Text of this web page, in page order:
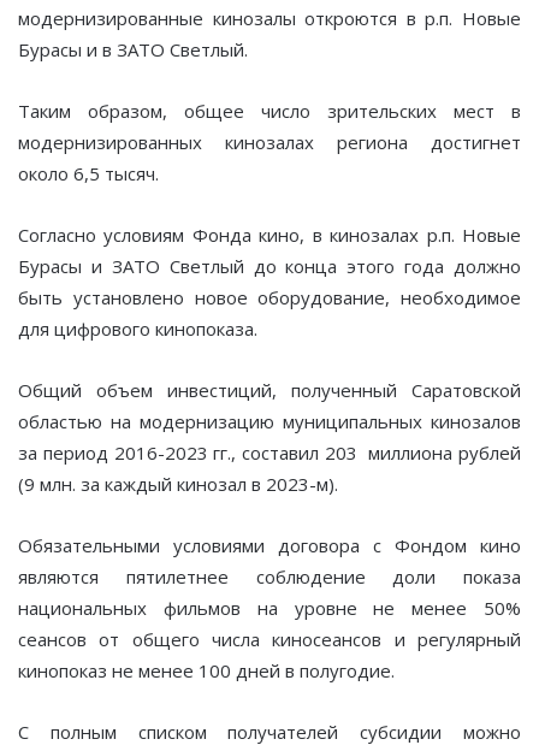
модернизированные кинозалы откроются в р.п. Новые
Бурасы и в ЗАТО Светлый.
Таким образом, общее число зрительских мест в
модернизированных кинозалах региона достигнет
около 6,5 тысяч.
Согласно условиям Фонда кино, в кинозалах р.п. Новые
Бурасы и ЗАТО Светлый до конца этого года должно
быть установлено новое оборудование, необходимое
для цифрового кинопоказа.
Общий объем инвестиций, полученный Саратовской
областью на модернизацию муниципальных кинозалов
за период 2016-2023 гг., составил 203 миллиона рублей
(9 млн. за каждый кинозал в 2023-м).
Обязательными условиями договора с Фондом кино
являются пятилетнее соблюдение доли показа
национальных фильмов на уровне не менее 50%
сеансов от общего числа киносеансов и регулярный
кинопоказ не менее 100 дней в полугодие.
С полным списком получателей субсидии можно